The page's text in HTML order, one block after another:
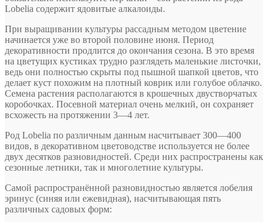
Lobelia содержит ядовитые алкалоиды.
При выращивании культуры рассадным методом цветение
начинается уже во второй половине июня. Период
декоративности продлится до окончания сезона. В это время
на цветущих кустиках трудно разглядеть маленькие листочки,
ведь они полностью скрыты под пышной шапкой цветов, что
делает куст похожим на плотный коврик или голубое облачко.
Семена растения располагаются в крошечных двустворчатых
коробочках. Посевной материал очень мелкий, он сохраняет
всхожесть на протяжении 3—4 лет.
Род Lobelia по различным данным насчитывает 300—400
видов, в декоративном цветоводстве используется не более
двух десятков разновидностей. Среди них распространены как
сезонные летники, так и многолетние культуры.
Самой распространённой разновидностью является лобелия
эринус (синяя или ежевидная), насчитывающая пять
различных садовых форм: